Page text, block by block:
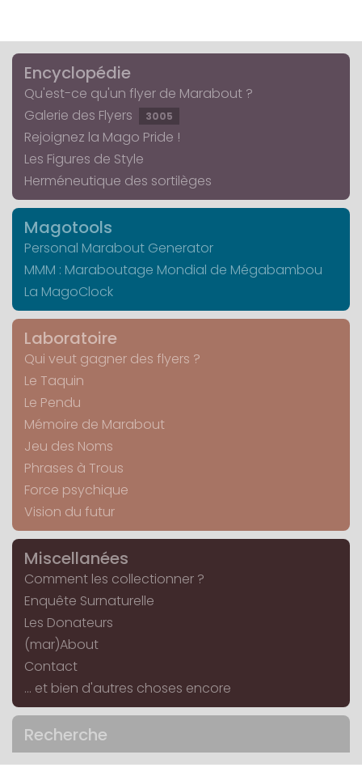
Encyclopédie
Qu'est-ce qu'un flyer de Marabout ?
Galerie des Flyers
3005
Rejoignez la Mago Pride !
Les Figures de Style
Herméneutique des sortilèges
Magotools
Personal Marabout Generator
MMM : Maraboutage Mondial de Mégabambou
La MagoClock
Laboratoire
Qui veut gagner des flyers ?
Le Taquin
Le Pendu
Mémoire de Marabout
Jeu des Noms
Phrases à Trous
Force psychique
Vision du futur
Miscellanées
Comment les collectionner ?
Enquête Surnaturelle
Les Donateurs
(mar)About
Contact
... et bien d'autres choses encore
Recherche